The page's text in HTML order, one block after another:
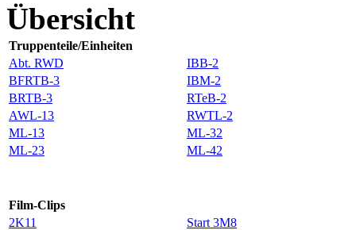
Übersicht
Truppenteile/Einheiten
Abt. RWD
IBB-2
BFRTB-3
IBM-2
BRTB-3
RTeB-2
AWL-13
RWTL-2
ML-13
ML-32
ML-23
ML-42
Film-Clips
2K11
Start 3M8